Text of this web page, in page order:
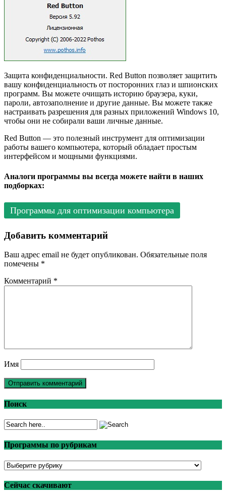
Защита конфиденциальности. Red Button позволяет защитить
вашу конфиденциальность от посторонних глаз и шпионских
программ. Вы можете очищать историю браузера, куки,
пароли, автозаполнение и другие данные. Вы можете также
настраивать разрешения для разных приложений Windows 10,
чтобы они не собирали ваши личные данные.
Red Button — это полезный инструмент для оптимизации
работы вашего компьютера, который обладает простым
интерфейсом и мощными функциями.
Аналоги программы вы всегда можете найти в наших
подборках:
Программы для оптимизации компьютера
Добавить комментарий
Ваш адрес email не будет опубликован. Обязательные поля
помечены *
Комментарий *
Имя
Поиск
Программы по рубрикам
Программы
рубрикам
Сейчас скачивают